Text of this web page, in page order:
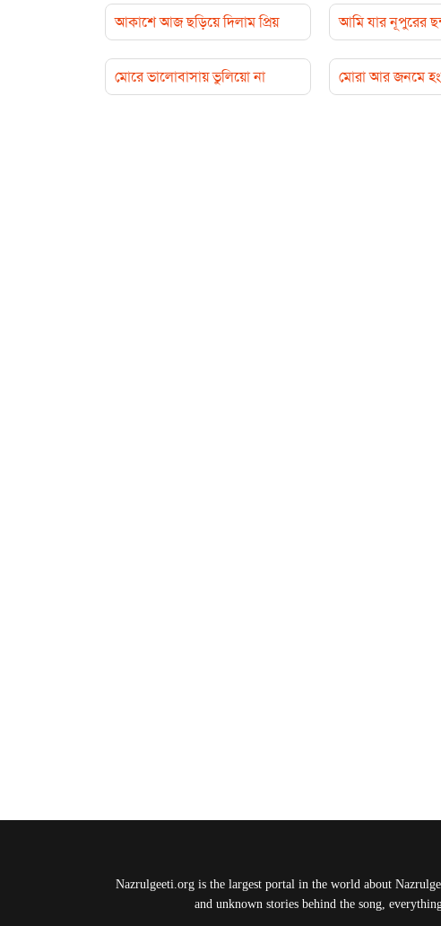
আকাশে আজ ছড়িয়ে দিলাম প্রিয় আমি যার নূপুরের
মোরে ভালোবাসায় ভুলিয়ো না মোরা আর জনমে
Nazrulgeeti.org is the largest portal in the world about
and unknown stories behind the song,